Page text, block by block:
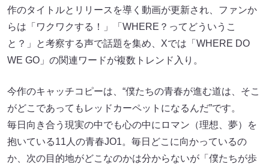
作のタイトルとリリースを導く動画が更新され、ファンか
らは「ワクワクする！」「WHERE？ってどういうこ
と？」と考察する声で話題を集め、Xでは「WHERE DO
WE GO」の関連ワードが複数トレンド入り。
今作のキャッチコピーは、“僕たちの青春が進む道は、そこ
がどこであってもレッドカーペットになるんだ”です。
毎日向き合う現実の中でも心の中にロマン（理想、夢）を
抱いている11人の青春JO1。毎日どこに向かっているの
か、次の目的地がどこなのかは分からないが「僕たちが歩